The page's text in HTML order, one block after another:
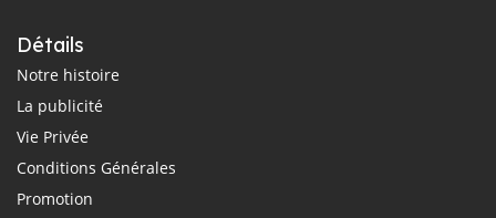
Détails
Notre histoire
La publicité
Vie Privée
Conditions Générales
Promotion